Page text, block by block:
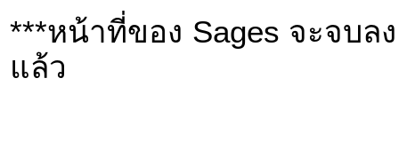
***หน้าที่ของ Sages จะจบล
แล้ว